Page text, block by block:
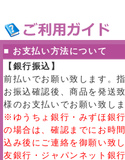
■ お支払い方法について
【銀行振込】
前払いでお願い致します。
お振込確認後、商品を発送
様のお支払いでお願い致しま
※ゆうちょ銀行・みずほ銀
の場合は、確認までにお時
込み後にご連絡を御願い致
友銀行・ジャパンネット銀